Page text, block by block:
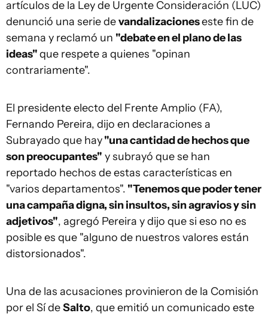
artículos de la Ley de Urgente Consideración (LUC)
denunció una serie devandalizacioneseste fin de
semana y reclamó un "debate en el plano de las
ideas"que respete a quienes "opinan
contrariamente".
El presidente electo del Frente Amplio (FA),
Fernando Pereira, dijo en declaraciones a
Subrayado que hay"una cantidad de hechos que
son preocupantes" y subrayó que se han
reportado hechos de estas características en
"varios departamentos". "Tenemos que poder tener
una campaña digna, sin insultos, sin agravios y sin
adjetivos", agregó Pereira y dijo que si eso no es
posible es que "alguno de nuestros valores están
distorsionados".
Una de las acusaciones provinieron de la Comisión
por el Sí deSalto, que emitió un comunicado este